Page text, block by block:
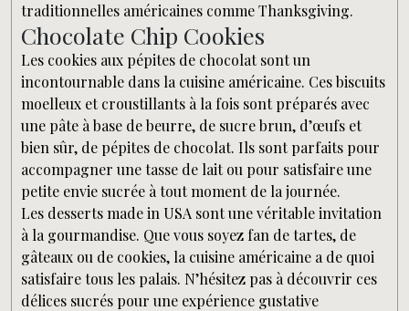
traditionnelles américaines comme Thanksgiving.
Chocolate Chip Cookies
Les cookies aux pépites de chocolat sont un
incontournable dans la cuisine américaine. Ces biscuits
moelleux et croustillants à la fois sont préparés avec
une pâte à base de beurre, de sucre brun, d’œufs et
bien sûr, de pépites de chocolat. Ils sont parfaits pour
accompagner une tasse de lait ou pour satisfaire une
petite envie sucrée à tout moment de la journée.
Les desserts made in USA sont une véritable invitation
à la gourmandise. Que vous soyez fan de tartes, de
gâteaux ou de cookies, la cuisine américaine a de quoi
satisfaire tous les palais. N’hésitez pas à découvrir ces
délices sucrés pour une expérience gustative